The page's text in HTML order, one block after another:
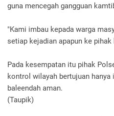
guna mencegah gangguan
"Kami imbau kepada warga
setiap kejadian apapun ke
Pada kesempatan itu pihak
kontrol wilayah bertujuan
baleendah aman.
(Taupik)